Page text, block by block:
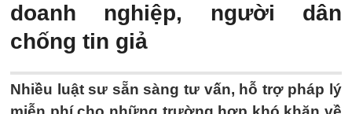
doanh nghiệp, người dân
chống tin giả
Nhiều luật sư sẵn sàng tư vấn, hỗ trợ pháp lý